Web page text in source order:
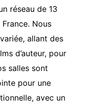
réseau de 13
Nous
allant des
d’auteur, pour
salles sont
pour une
avec un